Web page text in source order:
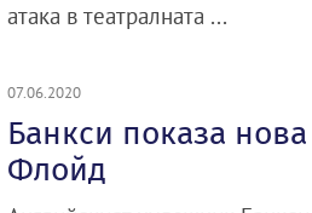
атака в театралната ...
07.06.2020
Банкси показа
Флойд